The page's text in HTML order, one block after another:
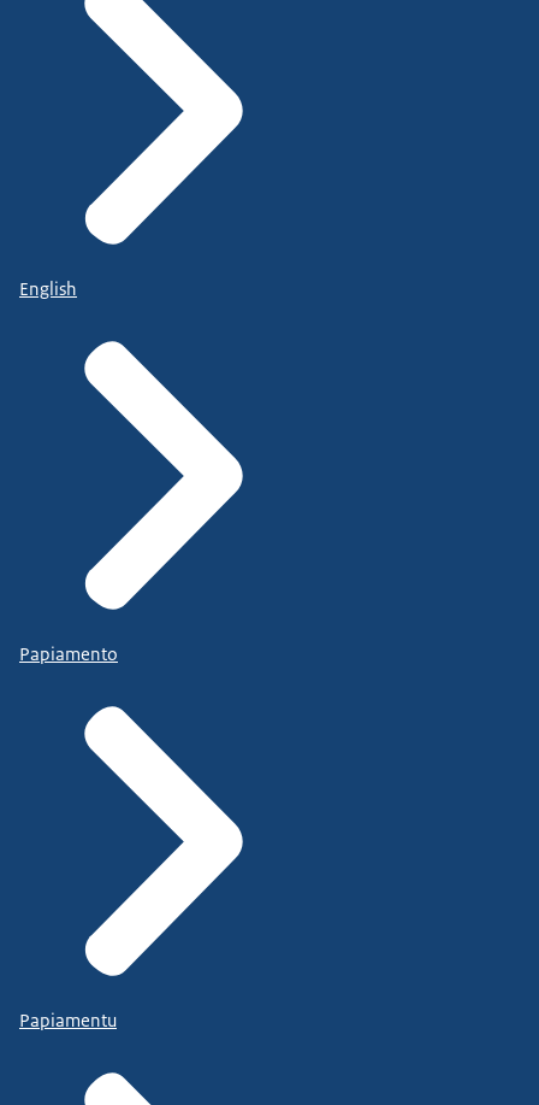
English
Papiamento
Papiamentu